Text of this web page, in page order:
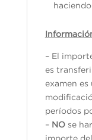
– El
es
examen
períodos
– NOse
importe